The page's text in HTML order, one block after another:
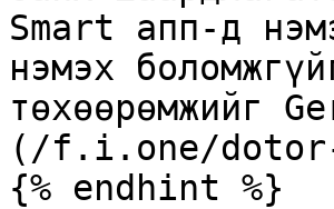
Smart апп-д
нэмэх
төхөөрөмжийг
(/f.i.one/dotor-
{% endhint %}